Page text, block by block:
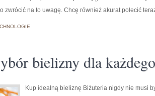
zwrócić na to uwagę. Chcę również akurat polecić
bielizny dla każdego
Kup idealną bieliznę Biżuteria nigdy nie musi